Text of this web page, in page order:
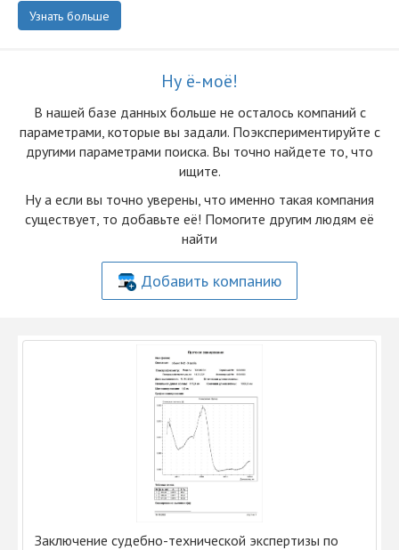
Узнать больше
Ну ё-моё!
В нашей базе данных больше не осталоcь компаний с
параметрами, которые вы задали. Поэкспериментируйте с
другими параметрами поиска. Вы точно найдете то, что
ищите.
Ну а если вы точно уверены, что именно такая компания
существует, то добавьте её! Помогите другим людям её
найти
Добавить компанию
Заключение судебно-технической экспертизы по